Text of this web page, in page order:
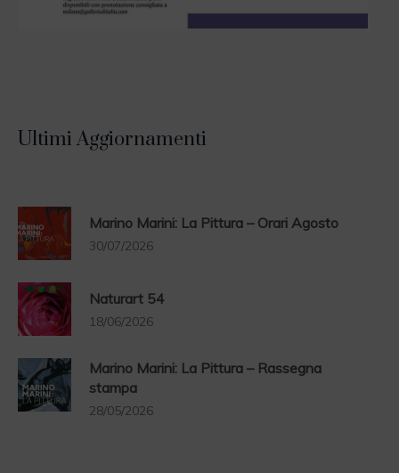
Ultimi Aggiornamenti
Marino Marini: La Pittura – Orari Agosto
30/07/2026
Naturart 54
18/06/2026
Marino Marini: La Pittura – Rassegna
stampa
28/05/2026